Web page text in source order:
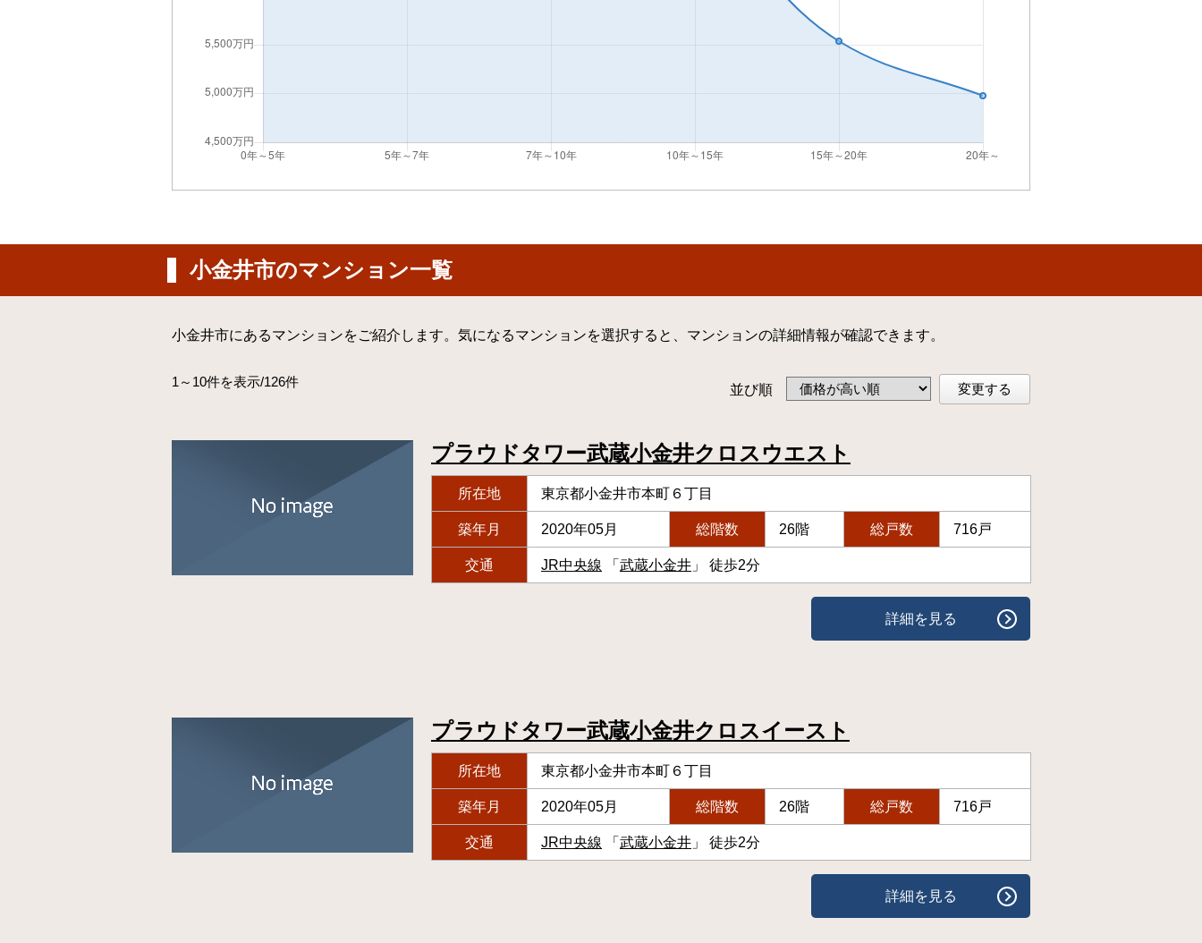
小金井市のマンション一覧
小金井市にあるマンションをご紹介します。気になるマンションを選択すると、マンションの詳細情報が確認できます。
1～10件を表示/126件 並び順 変更する
プラウドタワー武蔵小金井クロスウエスト
所在地 東京都小金井市本町６丁目
築年月 2020年05月 総階数 26階 総戸数 716戸
交通 JR中央線 「 武蔵小金井 」 徒歩2分
詳細を見る
プラウドタワー武蔵小金井クロスイースト
所在地 東京都小金井市本町６丁目
築年月 2020年05月 総階数 26階 総戸数 716戸
交通 JR中央線 「 武蔵小金井 」 徒歩2分
詳細を見る